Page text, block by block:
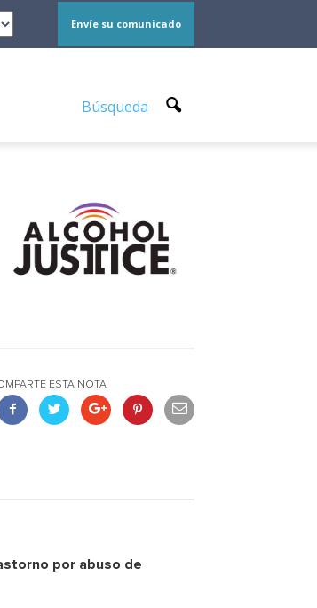
Envíe su comunicado
Búsqueda
ESTA NOTA
por abuso de